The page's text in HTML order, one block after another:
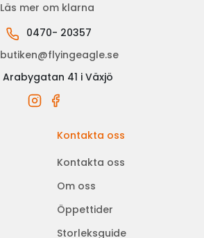
Läs mer om klarna
0470- 20357
butiken@flyingeagle.se
Arabygatan 41 i Växjö
Kontakta oss
Kontakta oss
Om oss
Öppettider
Storleksguide